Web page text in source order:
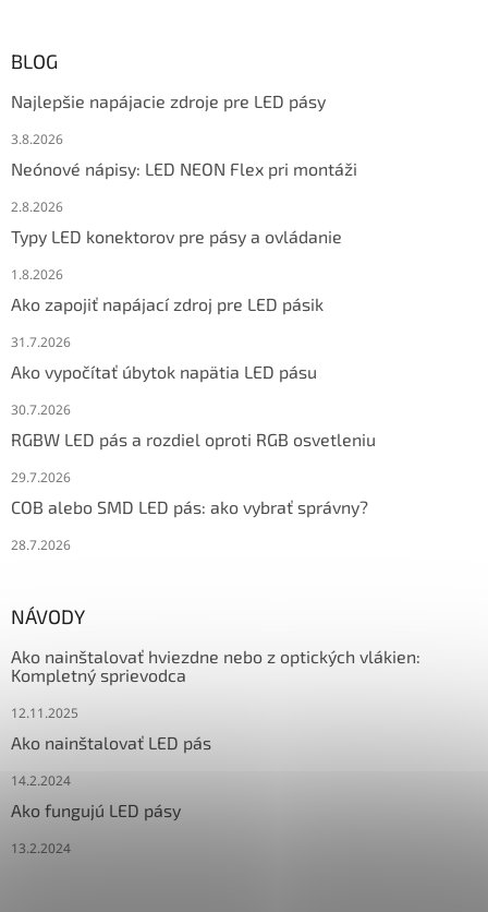
BLOG
Najlepšie napájacie zdroje pre LED pásy
3.8.2026
Neónové nápisy: LED NEON Flex pri montáži
2.8.2026
Typy LED konektorov pre pásy a ovládanie
1.8.2026
Ako zapojiť napájací zdroj pre LED pásik
31.7.2026
Ako vypočítať úbytok napätia LED pásu
30.7.2026
RGBW LED pás a rozdiel oproti RGB osvetleniu
29.7.2026
COB alebo SMD LED pás: ako vybrať správny?
28.7.2026
NÁVODY
Ako nainštalovať hviezdne nebo z optických vlákien:
Kompletný sprievodca
12.11.2025
Ako nainštalovať LED pás
14.2.2024
Ako fungujú LED pásy
13.2.2024